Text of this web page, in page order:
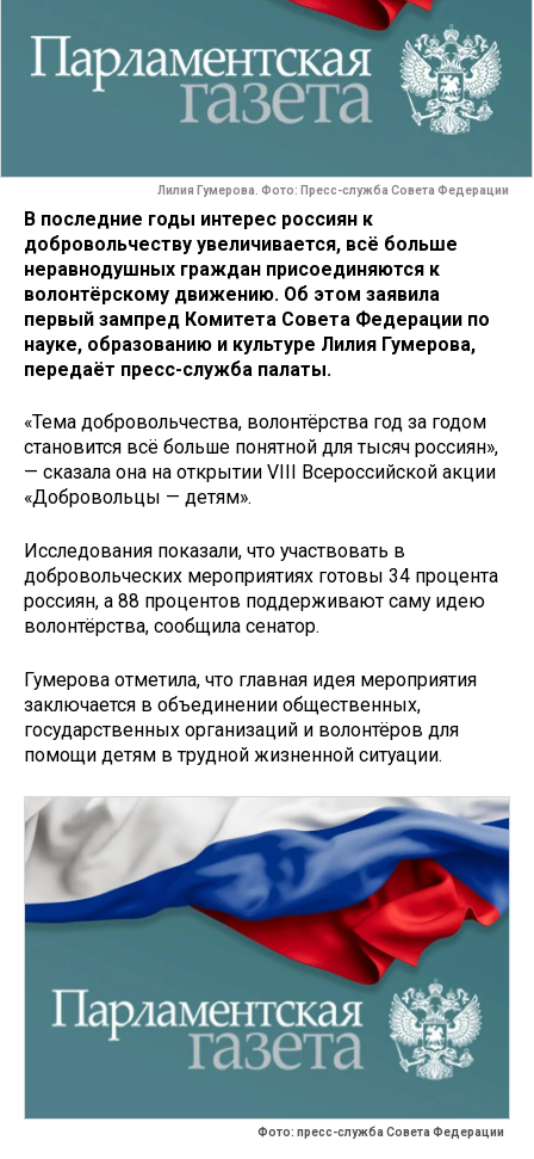
Лилия Гумерова. Фото: Пресс-служба Совета Федерации
В последние годы интерес россиян к
добровольчеству увеличивается, всё больше
неравнодушных граждан присоединяются к
волонтёрскому движению. Об этом заявила
первый зампред Комитета Совета Федерации по
науке, образованию и культуре Лилия Гумерова,
передаёт пресс-служба палаты.
«Тема добровольчества, волонтёрства год за годом
становится всё больше понятной для тысяч россиян»,
— сказала она на открытии VIII Всероссийской акции
«Добровольцы — детям».
Исследования показали, что участвовать в
добровольческих мероприятиях готовы 34 процента
россиян, а 88 процентов поддерживают саму идею
волонтёрства, сообщила сенатор.
Гумерова отметила, что главная идея мероприятия
заключается в объединении общественных,
государственных организаций и волонтёров для
помощи детям в трудной жизненной ситуации.
Фото: пресс-служба Совета Федерации